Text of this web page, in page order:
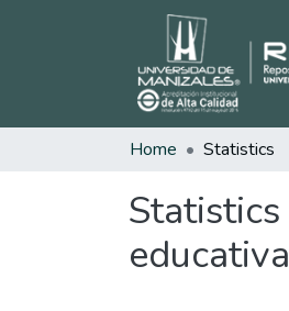
Home Statistics
educativa